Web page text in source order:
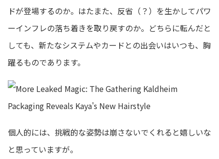
ドが登場するのか。はたまた、反省（？）を生かしてパワ
ーインフレの落ち着きを取り戻すのか。どちらに転んだと
しても、新たなシステムやカードとの出会いはいつも、胸
躍るものであります。
個人的には、挑戦的な姿勢は崩さないでくれると嬉しいな
と思っていますが。